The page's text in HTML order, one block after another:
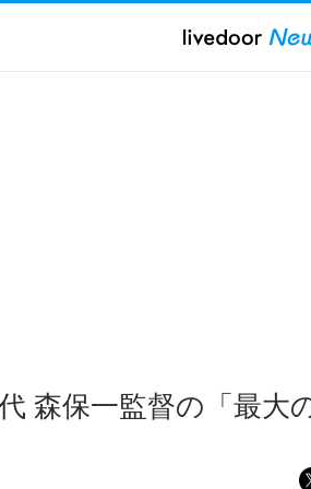
森保一監督の「最大